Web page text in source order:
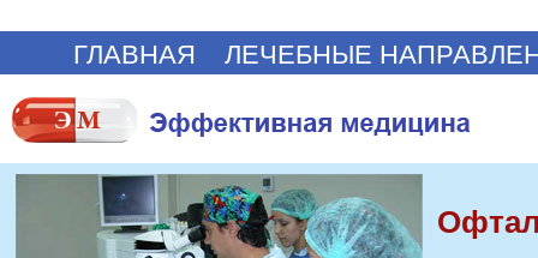
ГЛАВНАЯ ЛЕЧЕБНЫЕ